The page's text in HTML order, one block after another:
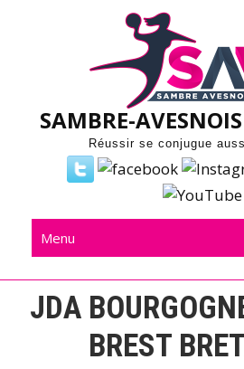
SAMBRE-
Réussir se conjugue
Menu
JDA
BREST